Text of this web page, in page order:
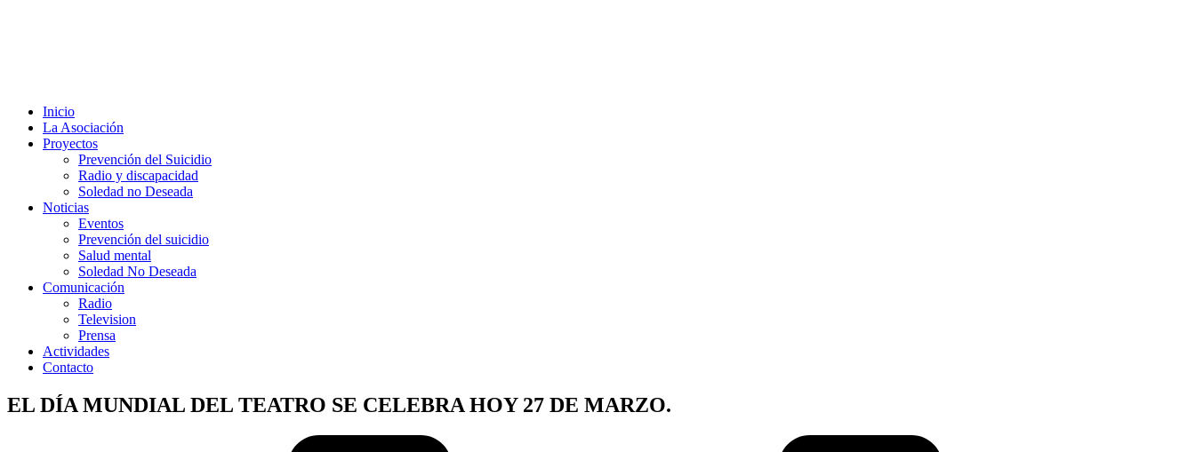
Inicio
La Asociación
Proyectos
Prevención del Suicidio
Radio y discapacidad
Soledad no Deseada
Noticias
Eventos
Prevención del suicidio
Salud mental
Soledad No Deseada
Comunicación
Radio
Television
Prensa
Actividades
Contacto
EL DÍA MUNDIAL DEL TEATRO SE CELEBRA HOY 27 DE MARZO.